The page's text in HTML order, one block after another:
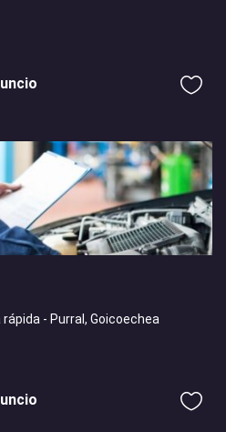
- Purral, Goicoechea